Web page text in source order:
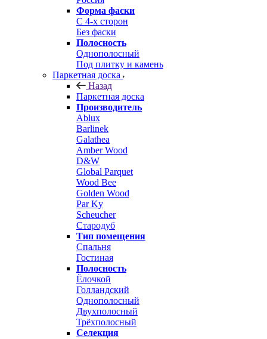
Форма фаски
С 4-х сторон
Без фаски
Полосность
Однополосный
Под плитку и камень
Паркетная доска
Назад
Паркетная доска
Производитель
Ablux
Barlinek
Galathea
Amber Wood
D&W
Global Parquet
Wood Bee
Golden Wood
Par Ky
Scheucher
Стародуб
Тип помещения
Спальня
Гостиная
Полосность
Ёлочкой
Голландский
Однополосный
Двухполосный
Трёхполосный
Селекция